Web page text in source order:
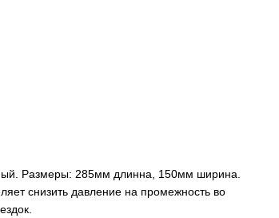
Размеры: 285мм длинна, 150мм ширина.
снизить давление на промежность во